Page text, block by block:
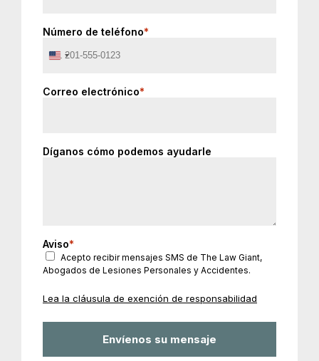
Número de teléfono*
United
Correo electrónico*
Díganos cómo podemos ayudarle
Aviso*
Acepto recibir mensajes SMS de The Law Giant,
Abogados de Lesiones Personales y Accidentes.
Lea la cláusula de exención de responsabilidad